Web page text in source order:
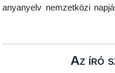
anyanyelv nemzetközi
Az író